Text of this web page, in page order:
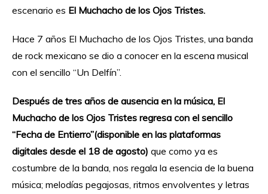
escenario es El Muchacho de los Ojos Tristes.
Hace 7 años El Muchacho de los Ojos Tristes, una banda
de rock mexicano se dio a conocer en la escena musical
con el sencillo “Un Delfín”.
Después de tres años de ausencia en la música, El
Muchacho de los Ojos Tristes regresa con el sencillo
“Fecha de Entierro”(disponible en las plataformas
digitales desde el 18 de agosto) que como ya es
costumbre de la banda, nos regala la esencia de la buena
música; melodías pegajosas, ritmos envolventes y letras